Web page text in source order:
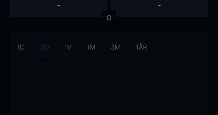
- -
0
1D 3D 1V 1M 3M 1ÅR